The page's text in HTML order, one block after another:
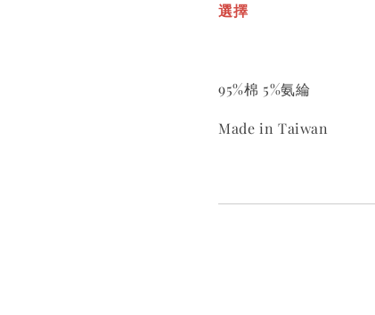
選擇
95%棉 5%氨綸
Made in Taiwan